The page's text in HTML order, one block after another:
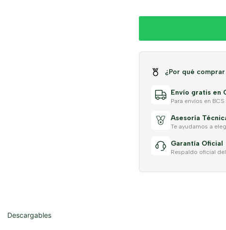
¿Por qué
Envío gratis en
Para envíos en
Asesoría
Te ayudamos a
Garantía Oficial
Respaldo oficial
Descargables